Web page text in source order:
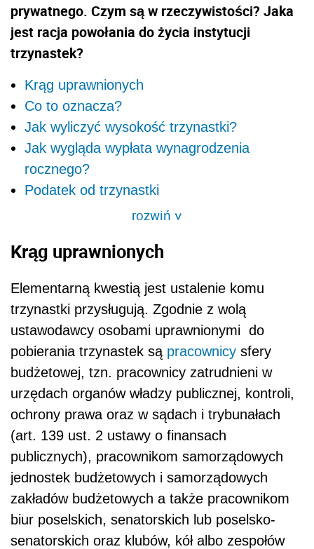
prywatnego. Czym są w rzeczywistości? Jaka
jest racja powołania do życia instytucji
trzynastek?
Krąg uprawnionych
Co to oznacza?
Jak wyliczyć wysokość trzynastki?
Jak wygląda wypłata wynagrodzenia
rocznego?
Podatek od trzynastki
rozwiń>
Krąg uprawnionych
Elementarną kwestią jest ustalenie komu
trzynastki przysługują. Zgodnie z wolą
ustawodawcy osobami uprawnionymi do
pobierania trzynastek są pracownicy sfery
budżetowej, tzn. pracownicy zatrudnieni w
urzędach organów władzy publicznej, kontroli,
ochrony prawa oraz w sądach i trybunałach
(art. 139 ust. 2 ustawy o finansach
publicznych), pracownikom samorządowych
jednostek budżetowych i samorządowych
zakładów budżetowych a także pracownikom
biur poselskich, senatorskich lub poselsko-
senatorskich oraz klubów, kół albo zespołów